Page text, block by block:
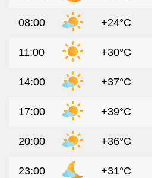
08:00 +24°C
11:00 +30°C
14:00 +37°C
17:00 +39°C
20:00 +36°C
23:00 +31°C